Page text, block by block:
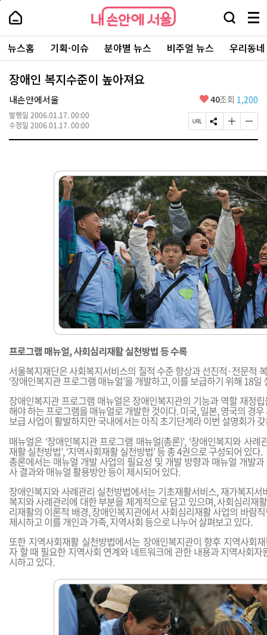
본
로
가
내
손
안
에
서
울
-
서
울
시
대
표
소
내
손
에
울
검
창
열
기
메
뉴
전
체
보
주
요
서
뉴스홈 기획·이슈 분야별 뉴스 비주얼 뉴스 우리동
장애인 복지수준이 높아져요
내손안에서울
발행일 2006.01.17. 00:00
수정일 2006.01.17. 00:00
좋
요
40조회 1,200
페
이
L
복
사
S
N
하
기
글
자
게
변
경
하
기
글
자
게
변
경
하
기
프로그램 매뉴얼, 사회심리재활 실천방법 등 수록
서울복지재단은 사회복지서비스의 질적 수준 향상과 선진적·전문적
‘장애인복지관 프로그램 매뉴얼’을 개발하고, 이를 보급하기 위해 18일
장애인복지관 프로그램 매뉴얼은 장애인복지관의 기능과 역할 재정
해야 하는 프로그램을 매뉴얼로 개발한 것이다. 미국, 일본, 영국의 경
보급 사업이 활발하지만 국내에서는 아직 초기단계라 이번 설명회가
매뉴얼은 ‘장애인복지관 프로그램 매뉴얼(총론)’, ‘장애인복지와 사례
재활 실천방법’, ‘지역사회재활 실천방법’ 등 총 4권으로 구성되어 있다.
총론에서는 매뉴얼 개발 사업의 필요성 및 개발 방향과 매뉴얼 개발
사 결과와 매뉴얼 활용방안 등이 제시되어 있다.
장애인복지와 사례관리 실천방법에서는 기초재활서비스, 재가복지서
복지와 사례관리에 대한 부분을 체계적으로 담고 있으며, 사회심리재
리재활의 이론적 배경, 장애인복지관에서 사회심리재활 사업의 바람
제시하고 이를 개인과 가족, 지역사회 등으로 나누어 살펴보고 있다.
또한 지역사회재활 실천방법에서는 장애인복지관이 향후 지역사회
자 할 때 필요한 지역사회 연계와 네트워크에 관한 내용과 지역사회
시하고 있다.
페
상
단
로